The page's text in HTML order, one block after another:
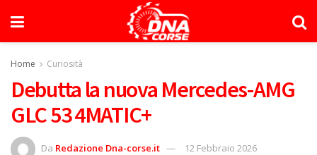
Home Curiosità
Debutta la nuova Mercedes-AMG
GLC 53 4MATIC+
Da Redazione Dna-corse.it 12 Febbraio 2026